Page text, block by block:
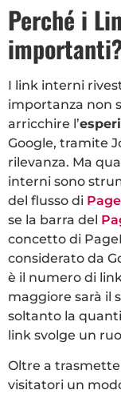
Perché i
I link interni
importanza non
arricchire l’
Google, tramite
rilevanza. Ma
interni sono
del flusso di
se la barra del
concetto di
considerato da
è il numero di
maggiore sarà il
soltanto la
link svolge un
Oltre a
visitatori un